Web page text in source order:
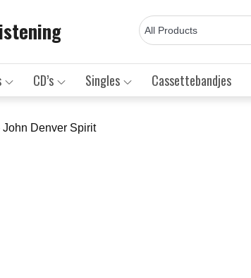
CD’s Singles Cassettebandjes
John Denver Spirit